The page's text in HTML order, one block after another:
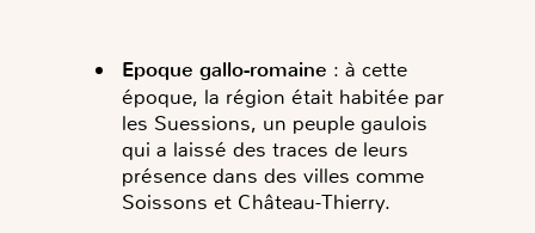
Epoque gallo-romaine : à cette
époque, la région était habitée par
les Suessions, un peuple gaulois
qui a laissé des traces de leurs
présence dans des villes comme
Soissons et Château-Thierry.